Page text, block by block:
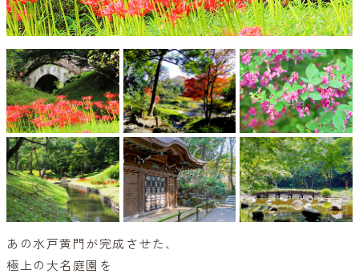
あの水戸黄門が完成させた、
極上の大名庭園を